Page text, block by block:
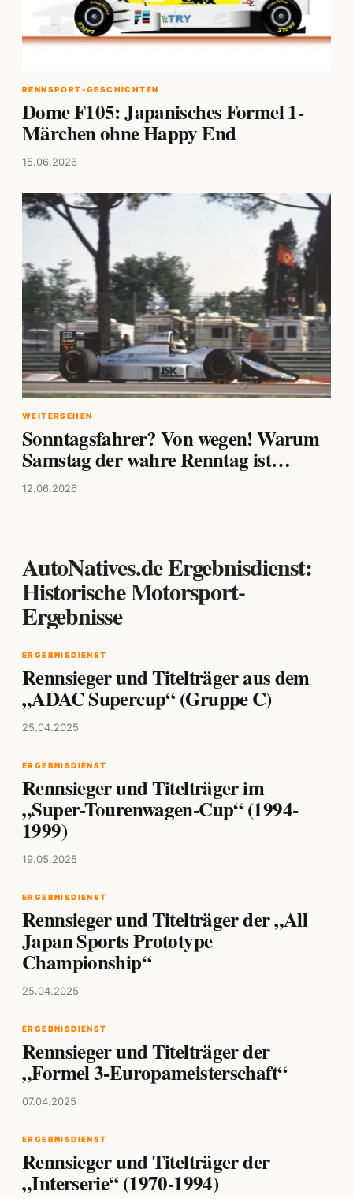
RENNSPORT-GESCHICHTEN
Dome F105: Japanisches Formel 1-
Märchen ohne Happy End
15.06.2026
WEITERSEHEN
Sonntagsfahrer? Von wegen! Warum
Samstag der wahre Renntag ist…
12.06.2026
AutoNatives.de Ergebnisdienst:
Historische Motorsport-
Ergebnisse
ERGEBNISDIENST
Rennsieger und Titelträger aus dem
„ADAC Supercup“ (Gruppe C)
25.04.2025
ERGEBNISDIENST
Rennsieger und Titelträger im
„Super-Tourenwagen-Cup“ (1994-
1999)
19.05.2025
ERGEBNISDIENST
Rennsieger und Titelträger der „All
Japan Sports Prototype
Championship“
25.04.2025
ERGEBNISDIENST
Rennsieger und Titelträger der
„Formel 3-Europameisterschaft“
07.04.2025
ERGEBNISDIENST
Rennsieger und Titelträger der
„Interserie“ (1970-1994)